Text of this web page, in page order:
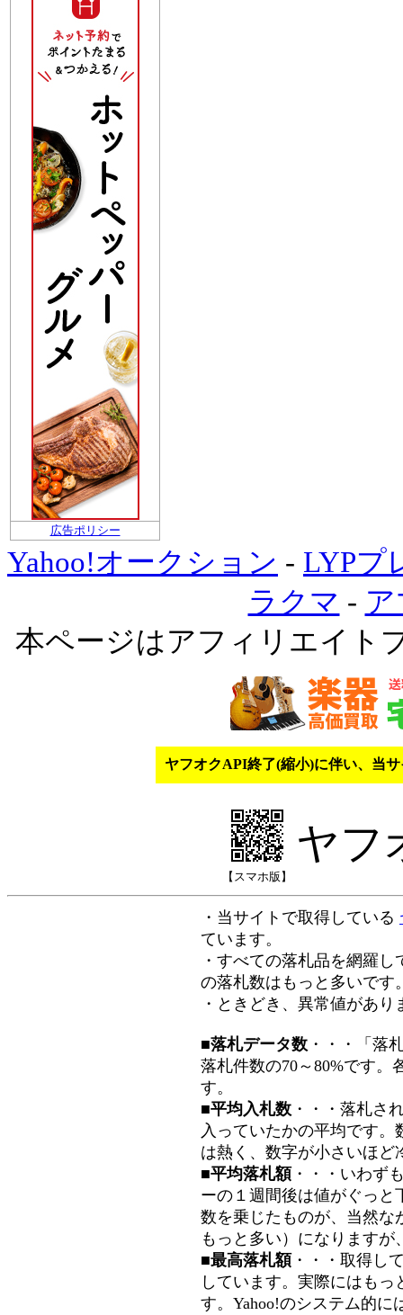
広告ポリシー
Yahoo!オークション - LYPプ
ラクマ -
本ページはアフィリエイト
ヤフオクAPI終了(縮小)に伴い、当
【スマホ版】
ヤフ
・当サイトで取得している
ています。
・すべての落札品を網羅
の落札数はもっと多いです
・ときどき、異常値があ
■落札データ数 ・・・「落
落札件数の70～80%です。
す。
■平均入札数 ・・・落札さ
入っていたかの平均です
は熱く、数字が小さいほど
■平均落札額 ・・・いわず
ーの１週間後は値がぐっと
数を乗じたものが、当然な
もっと多い）になります
■最高落札額 ・・・取得し
しています。実際にはも
す。Yahoo!のシステム的に